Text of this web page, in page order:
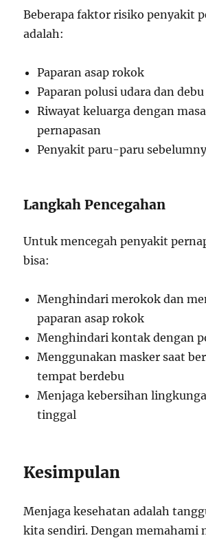
Beberapa faktor risiko penyakit
adalah:
Paparan asap rokok
Paparan polusi udara dan debu
Riwayat keluarga dengan
pernapasan
Penyakit paru-paru
Langkah Pencegahan
Untuk mencegah penyakit
bisa:
Menghindari merokok dan
paparan asap rokok
Menghindari kontak dengan
Menggunakan masker saat
tempat berdebu
Menjaga kebersihan
tinggal
Kesimpulan
Menjaga kesehatan adalah
kita sendiri. Dengan memahami